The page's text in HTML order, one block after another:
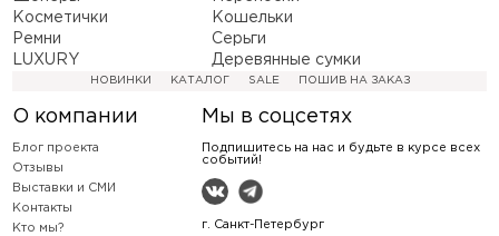
Косметички
Кошельки
Ремни
Серьги
LUXURY
Деревянные сумки
НОВИНКИ КАТАЛОГ SALE ПОШИВ НА ЗАКАЗ
О компании
Блог проекта
Отзывы
Выставки и СМИ
Контакты
Кто мы?
Мы в соцсетях
Подпишитесь на нас и будьте в курсе всех
событий!
г. Санкт-Петербург